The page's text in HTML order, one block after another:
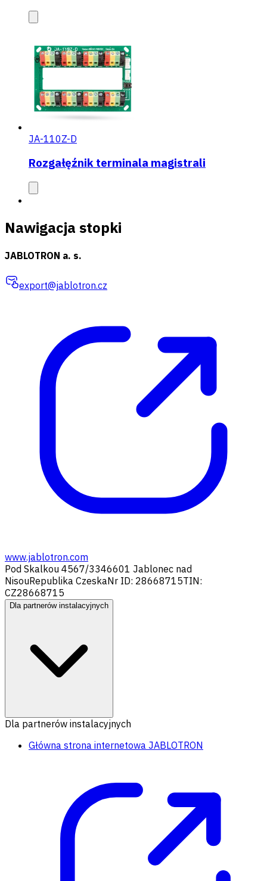
JA-110Z-D
Rozgałęźnik terminala magistrali
Nawigacja stopki
JABLOTRON a. s.
export@jablotron.cz
www.jablotron.com
Pod Skalkou 4567/3346601 Jablonec nad
NisouRepublika CzeskaNr ID: 28668715TIN:
CZ28668715
Dla partnerów instalacyjnych
Dla partnerów instalacyjnych
Główna strona internetowa JABLOTRON